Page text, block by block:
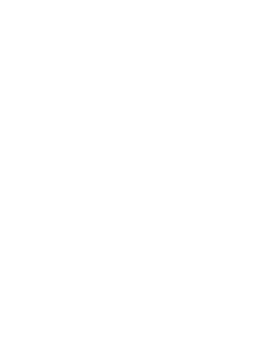
show του Παναγιώτη Χαλκιά